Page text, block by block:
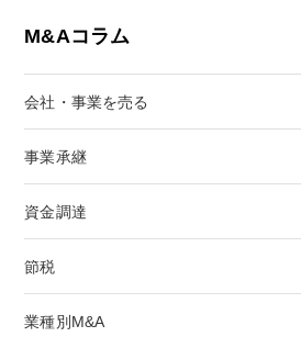
M&Aコラム
会社・事業を売る
事業承継
資金調達
節税
業種別M&A